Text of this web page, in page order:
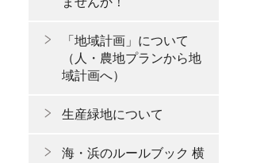
「地域計画」について
（人・農地プランから地
域計画へ）
生産緑地について
海・浜のルールブック 横